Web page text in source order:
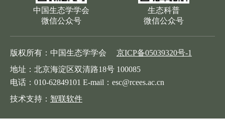
中国生态学学会
微信公众号
生态科普
微信公众号
版权所有：中国生态学学会 京ICP备05039320号-1
地址：北京海淀区双清路18号 100085
电话：010-62849101 E-mail：esc@rcees.ac.cn
技术支持： 智联软件